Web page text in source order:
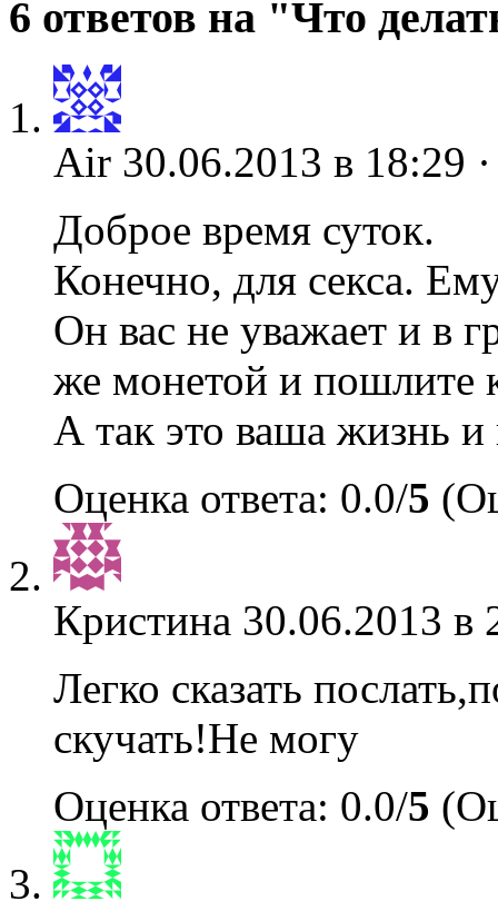
6 ответов на "Что
Air 30.06.2013 в 18:29
Доброе время суток.
Конечно, для секса.
Он вас не уважает и в
же монетой и пошлите
А так это ваша жизнь и
Оценка ответа: 0.0/5
Кристина 30.06.2013 в
Легко сказать
скучать!Не могу
Оценка ответа: 0.0/5